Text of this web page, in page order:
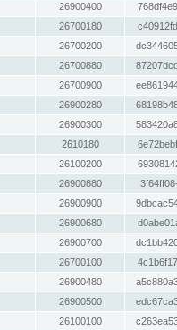
26900400
26700180
26700200
26700880
26700900
26900280
26900300
2610180
26100200
26900880
26900900
26900680
26900700
26700100
26900480
26900500
26100100